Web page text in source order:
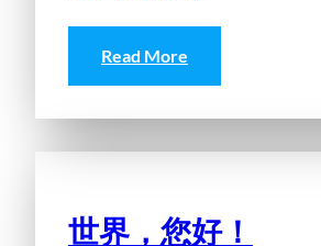
Read More
世界，您好！